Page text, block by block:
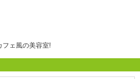
フェ風の美容室!